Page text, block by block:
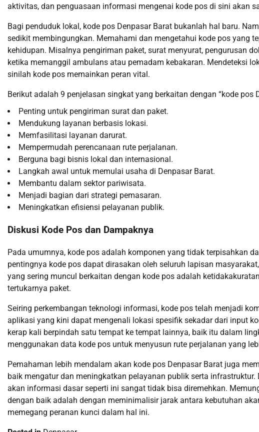
aktivitas, dan penguasaan informasi mengenai kode pos di sini akan
Bagi penduduk lokal, kode pos Denpasar Barat bukanlah hal baru.
sedikit membingungkan. Memahami dan mengetahui kode pos yang
kehidupan. Misalnya pengiriman paket, surat menyurat, pengurusan
ketika memanggil ambulans atau pemadam kebakaran. Mendeteksi
sinilah kode pos memainkan peran vital.
Berikut adalah 9 penjelasan singkat yang berkaitan dengan “kode pos
Penting untuk pengiriman surat dan paket.
Mendukung layanan berbasis lokasi.
Memfasilitasi layanan darurat.
Mempermudah perencanaan rute perjalanan.
Berguna bagi bisnis lokal dan internasional.
Langkah awal untuk memulai usaha di Denpasar Barat.
Membantu dalam sektor pariwisata.
Menjadi bagian dari strategi pemasaran.
Meningkatkan efisiensi pelayanan publik.
Diskusi Kode Pos dan Dampaknya
Pada umumnya, kode pos adalah komponen yang tidak terpisahkan
pentingnya kode pos dapat dirasakan oleh seluruh lapisan
yang sering muncul berkaitan dengan kode pos adalah
tertukarnya paket.
Seiring perkembangan teknologi informasi, kode pos telah menjadi
aplikasi yang kini dapat mengenali lokasi spesifik sekadar dari input
kerap kali berpindah satu tempat ke tempat lainnya, baik itu dalam
menggunakan data kode pos untuk menyusun rute perjalanan yang
Pemahaman lebih mendalam akan kode pos Denpasar Barat juga
baik mengatur dan meningkatkan pelayanan publik serta
akan informasi dasar seperti ini sangat tidak bisa diremehkan.
dengan baik adalah dengan meminimalisir jarak antara kebutuhan
memegang peranan kunci dalam hal ini.